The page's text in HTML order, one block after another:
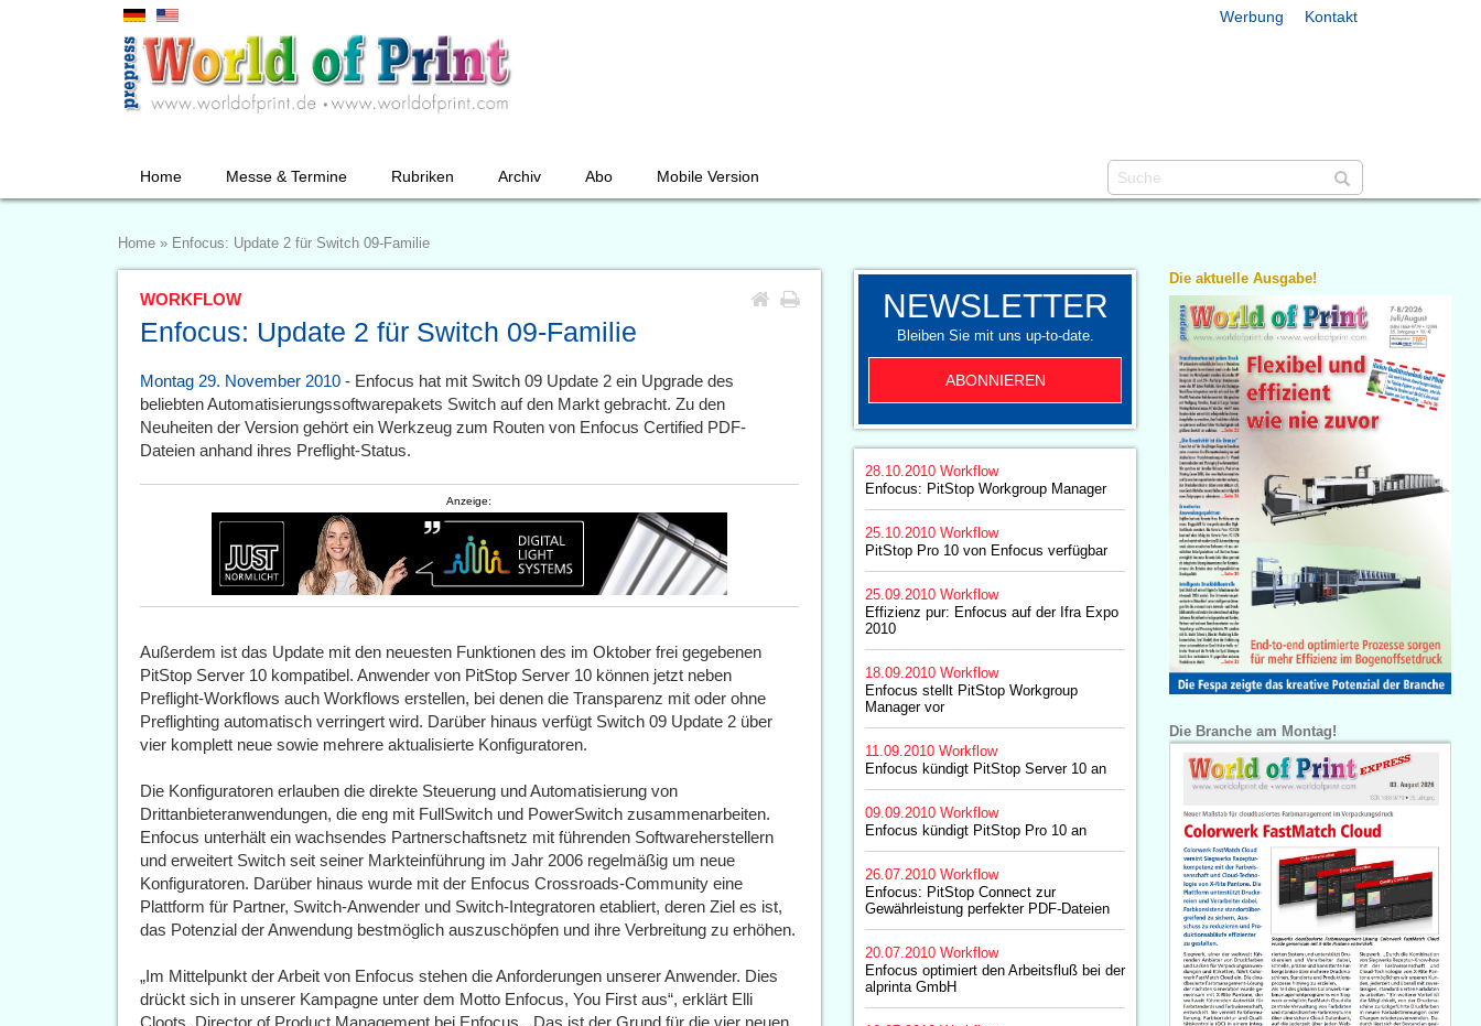
Werbung Kontakt
Home Messe & Termine Rubriken Archiv Abo Mobile Version
Home » Enfocus: Update 2 für Switch 09-Familie
WORKFLOW
Enfocus: Update 2 für Switch 09-Familie
Montag 29. November 2010 - Enfocus hat mit Switch 09 Update 2 ein Upgrade des
beliebten Automatisierungssoftwarepakets Switch auf den Markt gebracht. Zu den
Neuheiten der Version gehört ein Werkzeug zum Routen von Enfocus Certified PDF-
Dateien anhand ihres Preflight-Status.
Anzeige:
Außerdem ist das Update mit den neuesten Funktionen des im Oktober frei gegebenen
PitStop Server 10 kompatibel. Anwender von PitStop Server 10 können jetzt neben
Preflight-Workflows auch Workflows erstellen, bei denen die Transparenz mit oder ohne
Preflighting automatisch verringert wird. Darüber hinaus verfügt Switch 09 Update 2 über
vier komplett neue sowie mehrere aktualisierte Konfiguratoren.
Die Konfiguratoren erlauben die direkte Steuerung und Automatisierung von
Drittanbieteranwendungen, die eng mit FullSwitch und PowerSwitch zusammenarbeiten.
Enfocus unterhält ein wachsendes Partnerschaftsnetz mit führenden Softwareherstellern
und erweitert Switch seit seiner Markteinführung im Jahr 2006 regelmäßig um neue
Konfiguratoren. Darüber hinaus wurde mit der Enfocus Crossroads-Community eine
Plattform für Partner, Switch-Anwender und Switch-Integratoren etabliert, deren Ziel es ist,
das Potenzial der Anwendung bestmöglich auszuschöpfen und ihre Verbreitung zu erhöhen.
„Im Mittelpunkt der Arbeit von Enfocus stehen die Anforderungen unserer Anwender. Dies
drückt sich in unserer Kampagne unter dem Motto Enfocus, You First aus“, erklärt Elli
Cloots, Director of Product Management bei Enfocus. „Das ist der Grund für die vier neuen
NEWSLETTER
Bleiben Sie mit uns up-to-date.
ABONNIEREN
28.10.2010 Workflow
Enfocus: PitStop Workgroup Manager
25.10.2010 Workflow
PitStop Pro 10 von Enfocus verfügbar
25.09.2010 Workflow
Effizienz pur: Enfocus auf der Ifra Expo
2010
18.09.2010 Workflow
Enfocus stellt PitStop Workgroup
Manager vor
11.09.2010 Workflow
Enfocus kündigt PitStop Server 10 an
09.09.2010 Workflow
Enfocus kündigt PitStop Pro 10 an
26.07.2010 Workflow
Enfocus: PitStop Connect zur
Gewährleistung perfekter PDF-Dateien
20.07.2010 Workflow
Enfocus optimiert den Arbeitsfluß bei der
alprinta GmbH
Die aktuelle Ausgabe!
Die Branche am Montag!